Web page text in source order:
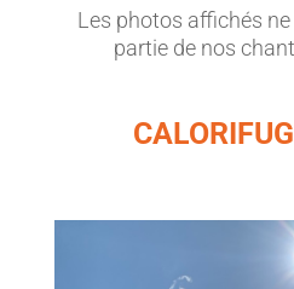
Les photos affichés
partie de nos